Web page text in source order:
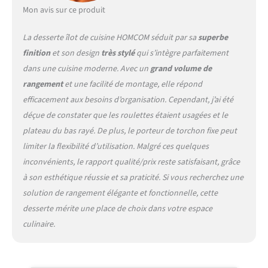
charnières de portes
robustes, 4 roulettes lisses
avec 2 freins assurent la
mobilité et la stabilité
MONTAGE FACILE, RAPIDE :
Grâce à la notice
d'assemblage illustrée
fournie. Dimensions totales
: 135L x 45l x 94,5H cm,
charge max. recommandée :
50 kg (au total), 8 kg
(étagère), 3 kg (tiroir).
Montage nécessaire.
Mon avis sur ce produit
La desserte îlot de cuisine HOMCOM séduit par sasuperbe
finitionet son design très styléqui s’intègre parfaitement
dans une cuisine moderne. Avec ungrand volume de
rangementet une facilité de montage, elle répond
efficacement aux besoins d’organisation. Cependant, j’ai été
déçue de constater que les roulettes étaient usagées et le
plateau du bas rayé. De plus, le porteur de torchon fixe peut
limiter la flexibilité d’utilisation. Malgré ces quelques
inconvénients, le rapport qualité/prix reste satisfaisant, grâce
à son esthétique réussie et sa praticité. Si vous recherchez une
solution de rangement élégante et fonctionnelle, cette
desserte mérite une place de choix dans votre espace
culinaire.